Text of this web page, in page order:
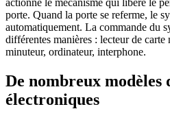
actionne le mécanisme qui libère le
porte. Quand la porte se referme, le
automatiquement. La commande du
différentes manières : lecteur de
minuteur, ordinateur, interphone.
De nombreux modèles
électroniques